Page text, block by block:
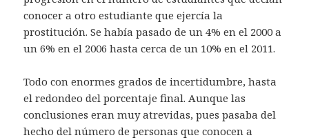
conocer a otro estudiante que ejercía la
prostitución. Se había pasado de un 4% en el 2000 a
un 6% en el 2006 hasta cerca de un 10% en el 2011.
Todo con enormes grados de incertidumbre, hasta
el redondeo del porcentaje final. Aunque las
conclusiones eran muy atrevidas, pues pasaba del
hecho del número de personas que conocen a